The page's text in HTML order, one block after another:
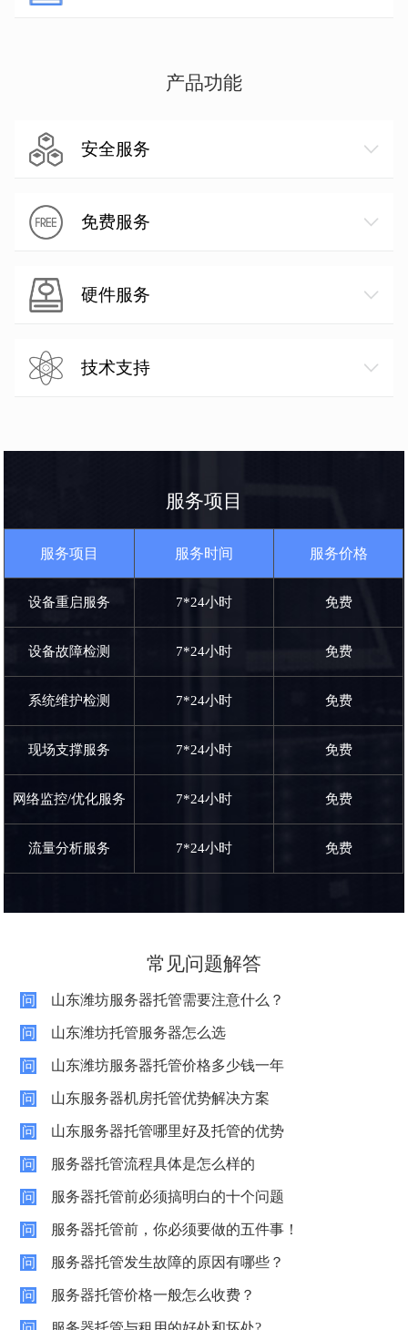
产品功能
安全服务
免费服务
硬件服务
技术支持
服务项目
服务项目 服务时间 服务价格
设备重启服务 7*24小时 免费
设备故障检测 7*24小时 免费
系统维护检测 7*24小时 免费
现场支撑服务 7*24小时 免费
网络监控/优化服务 7*24小时 免费
流量分析服务 7*24小时 免费
常见问题解答
问 山东潍坊服务器托管需要注意什么？
问 山东潍坊托管服务器怎么选
问 山东潍坊服务器托管价格多少钱一年
问 山东服务器机房托管优势解决方案
问 山东服务器托管哪里好及托管的优势
问 服务器托管流程具体是怎么样的
问 服务器托管前必须搞明白的十个问题
问 服务器托管前，你必须要做的五件事！
问 服务器托管发生故障的原因有哪些？
问 服务器托管价格一般怎么收费？